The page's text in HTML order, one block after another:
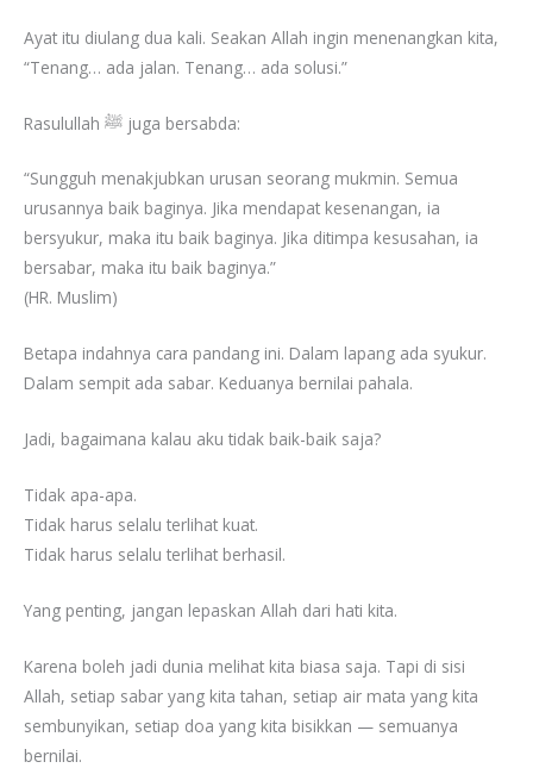
Ayat itu diulang dua kali. Seakan Allah ingin menenangkan kita,
“Tenang… ada jalan. Tenang… ada solusi.”
Rasulullah ﷺ juga bersabda:
“Sungguh menakjubkan urusan seorang mukmin. Semua
urusannya baik baginya. Jika mendapat kesenangan, ia
bersyukur, maka itu baik baginya. Jika ditimpa kesusahan, ia
bersabar, maka itu baik baginya.”
(HR. Muslim)
Betapa indahnya cara pandang ini. Dalam lapang ada syukur.
Dalam sempit ada sabar. Keduanya bernilai pahala.
Jadi, bagaimana kalau aku tidak baik-baik saja?
Tidak apa-apa.
Tidak harus selalu terlihat kuat.
Tidak harus selalu terlihat berhasil.
Yang penting, jangan lepaskan Allah dari hati kita.
Karena boleh jadi dunia melihat kita biasa saja. Tapi di sisi
Allah, setiap sabar yang kita tahan, setiap air mata yang kita
sembunyikan, setiap doa yang kita bisikkan — semuanya
bernilai.